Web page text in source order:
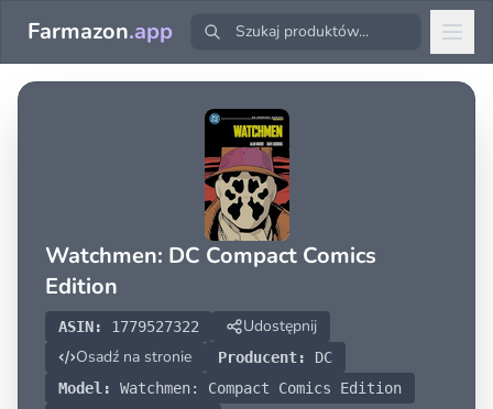
Farmazon.app
Watchmen: DC Compact Comics
Edition
ASIN: 1779527322
Udostępnij
Osadź na stronie
Producent:
DC
Model:
Watchmen: Compact Comics Edition